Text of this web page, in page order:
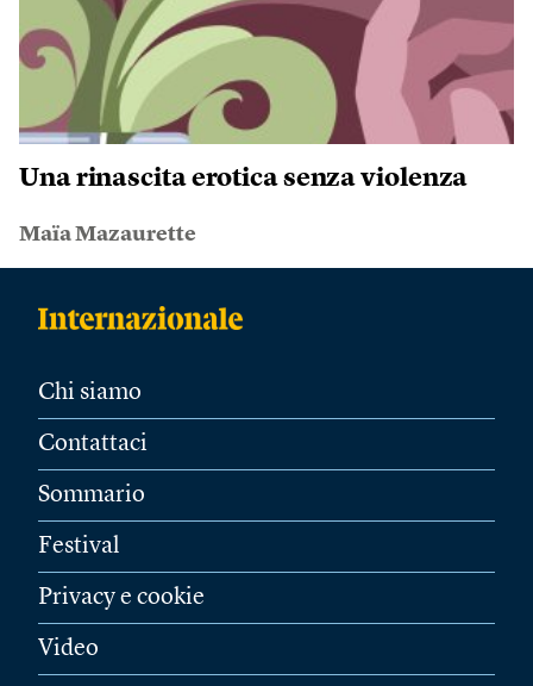
Una rinascita erotica senza violenza
Maïa Mazaurette
Chi siamo
Contattaci
Sommario
Festival
Privacy e cookie
Video